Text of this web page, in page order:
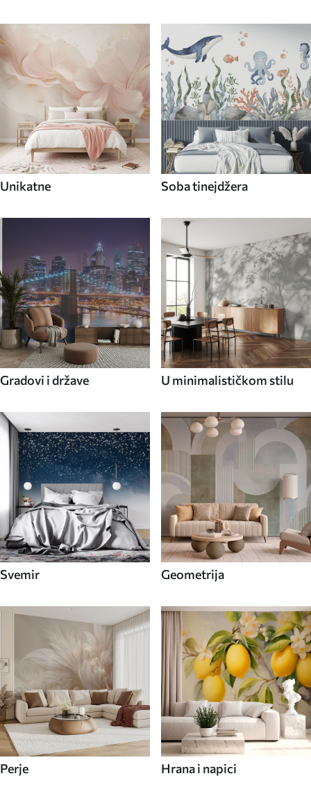
Unikatne Soba tinejdžera
Gradovi i države U minimalističkom stilu
Svemir Geometrija
Perje Hrana i napici